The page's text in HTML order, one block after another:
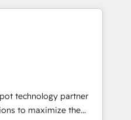
Elite Partner
in CRM architecture,
technology partner
to maximize the